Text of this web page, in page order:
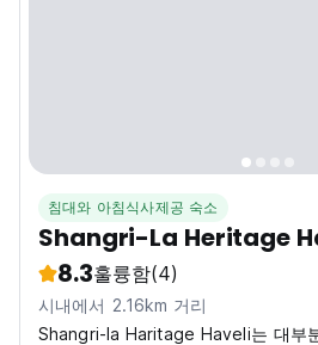
침대와 아침식사제공 숙소
Shangri-La Heritage
8.3훌륭함(4)
시내에서 2.16km 거리
Shangri-la Haritage Haveli는 대부